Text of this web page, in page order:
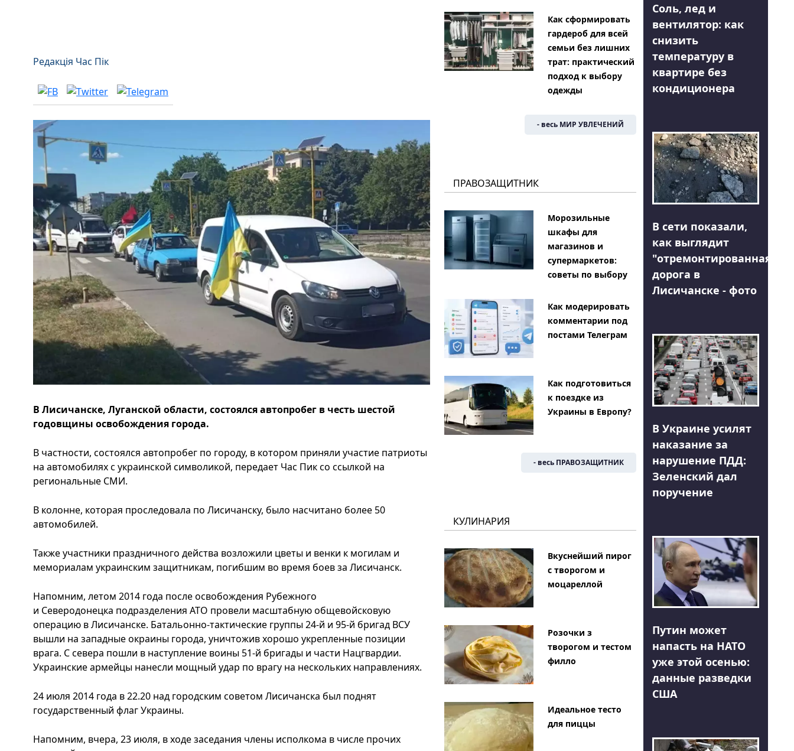
Редакція Час Пік
В Лисичанске, Луганской области, состоялся автопробег в честь шестой
годовщины освобождения города.
В частности, состоялся автопробег по городу, в котором приняли участие патриоты
на автомобилях с украинской символикой, передает Час Пик со ссылкой на
региональные СМИ.
В колонне, которая проследовала по Лисичанску, было насчитано более 50
автомобилей.
Также участники праздничного действа возложили цветы и венки к могилам и
мемориалам украинским защитникам, погибшим во время боев за Лисичанск.
Напомним, летом 2014 года после освобождения Рубежного
и Северодонецка подразделения АТО провели масштабную общевойсковую
операцию в Лисичанске. Батальонно-тактические группы 24-й и 95-й бригад ВСУ
вышли на западные окраины города, уничтожив хорошо укрепленные позиции
врага. С севера пошли в наступление воины 51-й бригады и части Нацгвардии.
Украинские армейцы нанесли мощный удар по врагу на нескольких направлениях.
24 июля 2014 года в 22.20 над городским советом Лисичанска был поднят
государственный флаг Украины.
Напомним, вчера, 23 июля, в ходе заседания члены исполкома в числе прочих
Как сформировать
гардероб для всей
семьи без лишних
трат: практический
подход к выбору
одежды
- весь МИР УВЛЕЧЕНИЙ
ПРАВОЗАЩИТНИК
Морозильные
шкафы для
магазинов и
супермаркетов:
советы по выбору
Как модерировать
комментарии под
постами Телеграм
Как подготовиться
к поездке из
Украины в Европу?
- весь ПРАВОЗАЩИТНИК
КУЛИНАРИЯ
Вкуснейший пирог
с творогом и
моцареллой
Розочки з
творогом и тестом
филло
Идеальное тесто
для пиццы
Соль, лед и
вентилятор: как
снизить
температуру в
квартире без
кондиционера
В сети показали,
как выглядит
"отремонтированная"
дорога в
Лисичанске - фото
В Украине усилят
наказание за
нарушение ПДД:
Зеленский дал
поручение
Путин может
напасть на НАТО
уже этой осенью:
данные разведки
США